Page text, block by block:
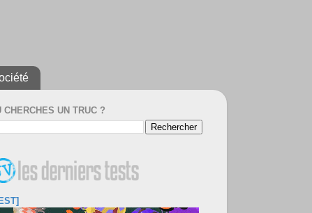
CHERCHES UN TRUC ?